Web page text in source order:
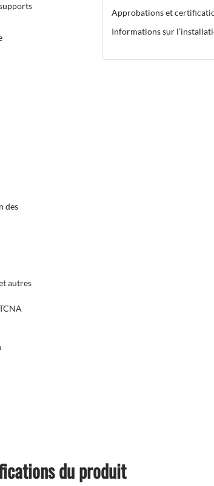
Approbations et
Informations sur
des
autres
du produit